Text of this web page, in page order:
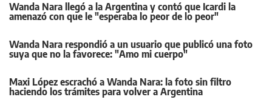
Wanda Nara llegó a la Argentina y contó que Icardi la
amenazó con que le "esperaba lo peor de lo peor"
Wanda Nara respondió a un usuario que publicó una foto
suya que no la favorece: "Amo mi cuerpo"
Maxi López escrachó a Wanda Nara: la foto sin filtro
haciendo los trámites para volver a Argentina